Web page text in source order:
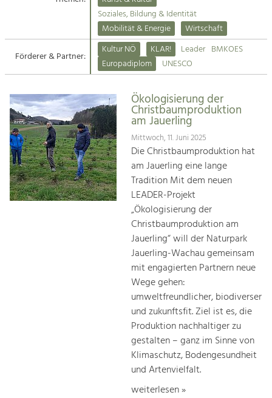
Suche
Impressum
Kontakt
Angebotsentwicklung und
Handwerk, Wissenschaft und Forschung.
Soziales, Bildung &
Identität
Gleichberechtigung, Jugend und
Integration
Mobilität & Energie
Klimawandel, öffentlicher Verkehr und
Steigerung regionaler Wertschöpfung
Soziales, Bildung & Identität
Mobilität & Energie
Wirtschaft
Förderer & Partner:
Kultur NÖ KLAR! Leader BMKOES
Europadiplom
UNESCO
Ökologisierung der
Christbaumproduktion
am Jauerling
Mittwoch, 11. Juni 2025
Die Christbaumproduktion hat
am Jauerling eine lange
Tradition Mit dem neuen
LEADER-Projekt
„Ökologisierung der
Christbaumproduktion am
Jauerling“ will der Naturpark
Jauerling-Wachau gemeinsam
mit engagierten Partnern neue
Wege gehen:
umweltfreundlicher, biodiverser
und zukunftsfit. Ziel ist es, die
Produktion nachhaltiger zu
gestalten – ganz im Sinne von
Klimaschutz, Bodengesundheit
und Artenvielfalt.
weiterlesen »